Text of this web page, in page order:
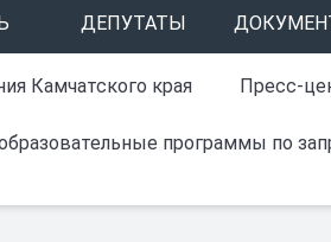
ДЕПУТАТЫ
Камчатского края Пресс-
программы по